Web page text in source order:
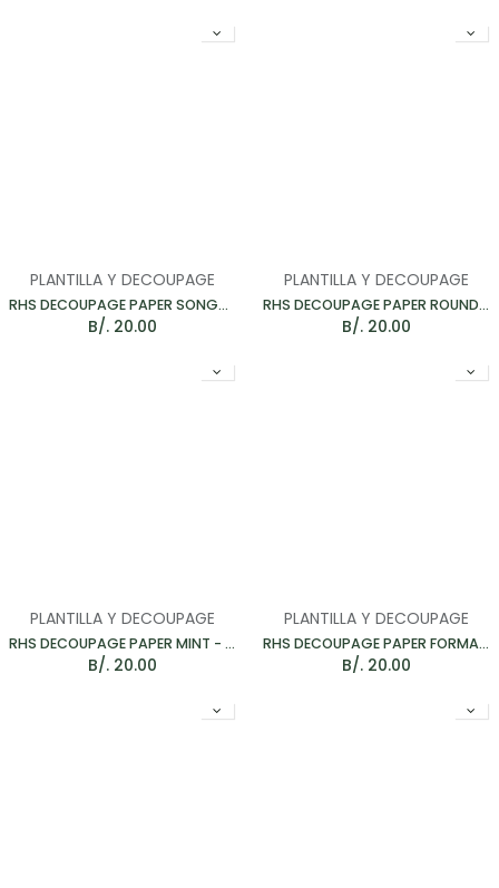
PLANTILLA Y DECOUPAGE
RHS DECOUPAGE PAPER SONGBIRD - PAPEL PARA MUEBLES 67*48CM
B/. 20.00
PLANTILLA Y DECOUPAGE
RHS DECOUPAGE PAPER ROUNDABOUTS - PAPEL PARA MUEBLES 67*48CM
B/. 20.00
PLANTILLA Y DECOUPAGE
RHS DECOUPAGE PAPER MINT - PAPEL PARA MUEBLES 67*48CM
B/. 20.00
PLANTILLA Y DECOUPAGE
RHS DECOUPAGE PAPER FORMAL ROME - PAPEL PARA MUEBLES 67*48CM
B/. 20.00